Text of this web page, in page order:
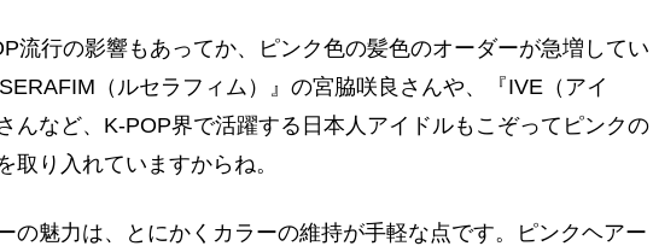
流行の影響もあってか、ピンク色の髪色のオーダーが急増してい
（ルセラフィム）』の宮脇咲良さんや、『IVE（アイ
んなど、K-POP界で活躍する日本人アイドルもこぞってピンクの
取り入れていますからね。
の魅力は、とにかくカラーの維持が手軽な点です。ピンクヘアー